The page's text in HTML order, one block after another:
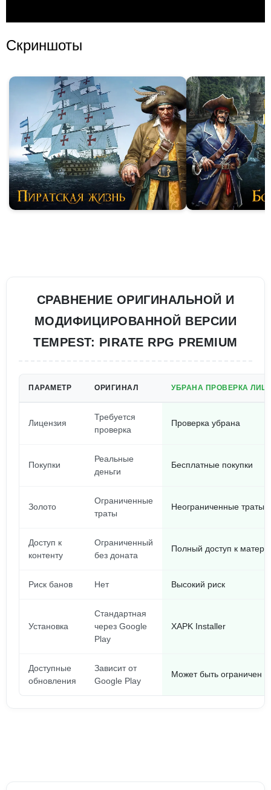
Скриншоты
СРАВНЕНИЕ ОРИГИНАЛЬНОЙ И
МОДИФИЦИРОВАННОЙ ВЕРСИИ
TEMPEST: PIRATE RPG PREMIUM
ПАРАМЕТР ОРИГИНАЛ УБРАНА ПРОВЕРКА
Лицензия
Требуется
проверка
Проверка убрана
Покупки
Реальные
деньги
Бесплатные покупки
Золото
Ограниченные
траты
Неограниченные траты,
Доступ к
контенту
Ограниченный
без доната
Полный доступ к
Риск банов Нет Высокий риск
Установка
Стандартная
через Google
Play
XAPK Installer
Доступные
обновления
Зависит от
Google Play
Может быть ограничен